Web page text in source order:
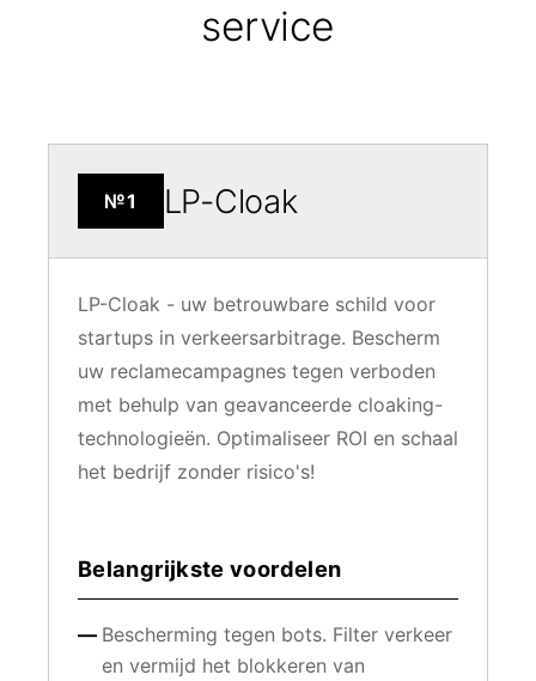
service
№1 LP-Cloak
LP-Cloak - uw betrouwbare schild voor
startups in verkeersarbitrage. Bescherm
uw reclamecampagnes tegen verboden
met behulp van geavanceerde cloaking-
technologieën. Optimaliseer ROI en schaal
het bedrijf zonder risico's!
Belangrijkste voordelen
Bescherming tegen bots. Filter verkeer
en vermijd het blokkeren van